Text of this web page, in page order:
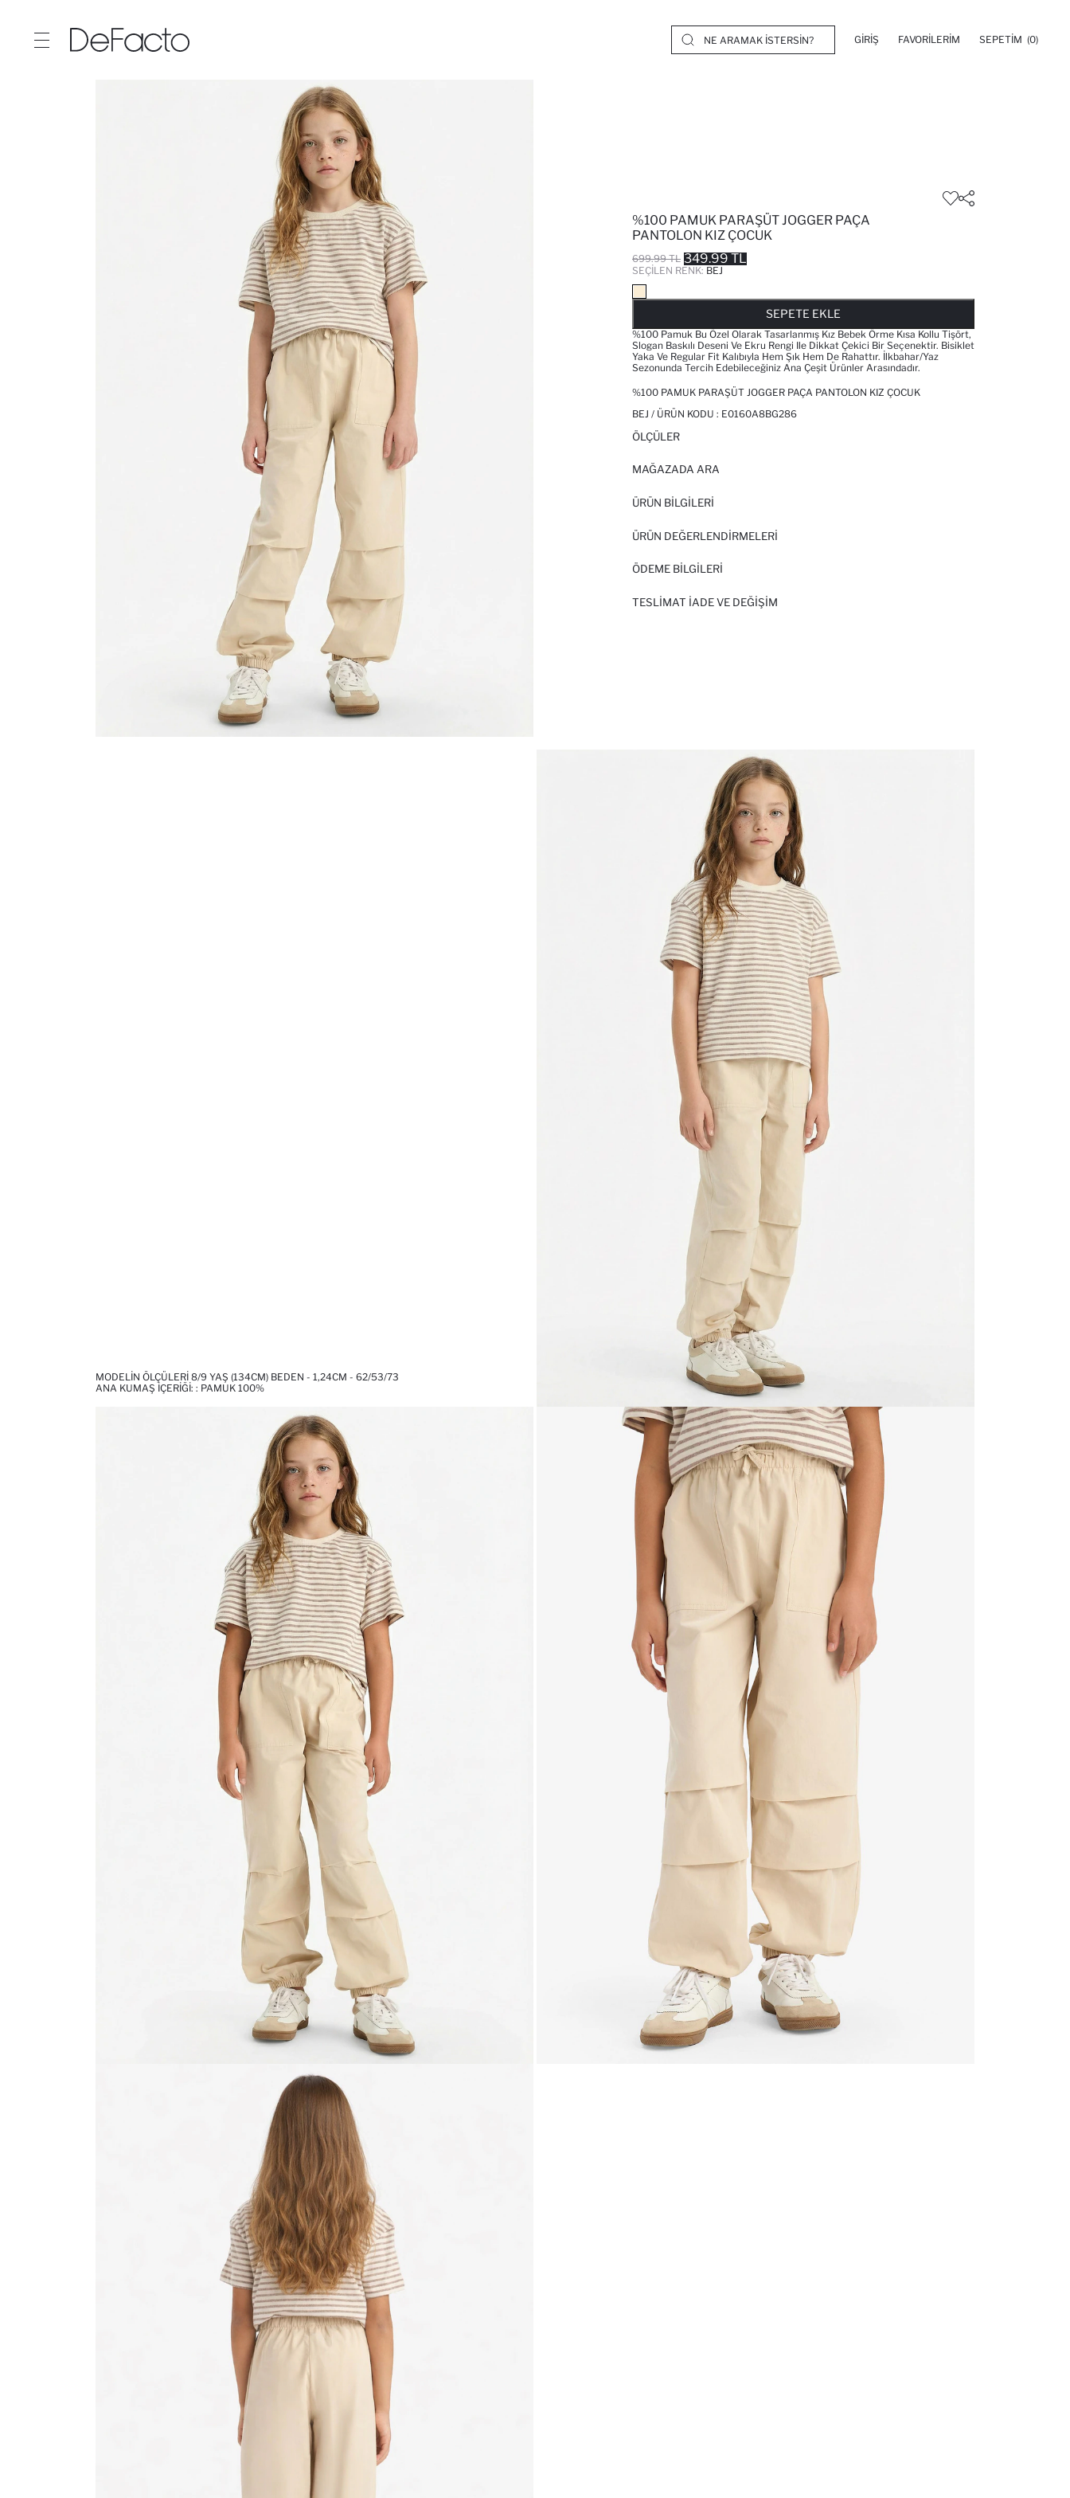
GIRIŞ FAVORILERIM SEPETIM (0)
%100 PAMUK PARAŞÜT JOGGER PAÇA
PANTOLON KIZ ÇOCUK
699.99 TL 349.99 TL
SEÇILEN RENK: BEJ
SEPETE EKLE
%100 Pamuk Bu Özel Olarak Tasarlanmış Kız Bebek Örme Kısa Kollu Tişört,
Slogan Baskılı Deseni Ve Ekru Rengi Ile Dikkat Çekici Bir Seçenektir. Bisiklet
Yaka Ve Regular Fit Kalıbıyla Hem Şık Hem De Rahattır. İlkbahar/Yaz
Sezonunda Tercih Edebileceğiniz Ana Çeşit Ürünler Arasındadır.
%100 PAMUK PARAŞÜT JOGGER PAÇA PANTOLON KIZ ÇOCUK
BEJ / ÜRÜN KODU : E0160A8BG286
ÖLÇÜLER
MAĞAZADA ARA
ÜRÜN BILGILERI
ÜRÜN DEĞERLENDİRMELERİ
ÖDEME BİLGİLERİ
TESLIMAT İADE VE DEĞIŞIM
MODELIN ÖLÇÜLERI 8/9 YAŞ (134CM) BEDEN - 1,24CM - 62/53/73
ANA KUMAŞ İÇERIĞI: : PAMUK 100%